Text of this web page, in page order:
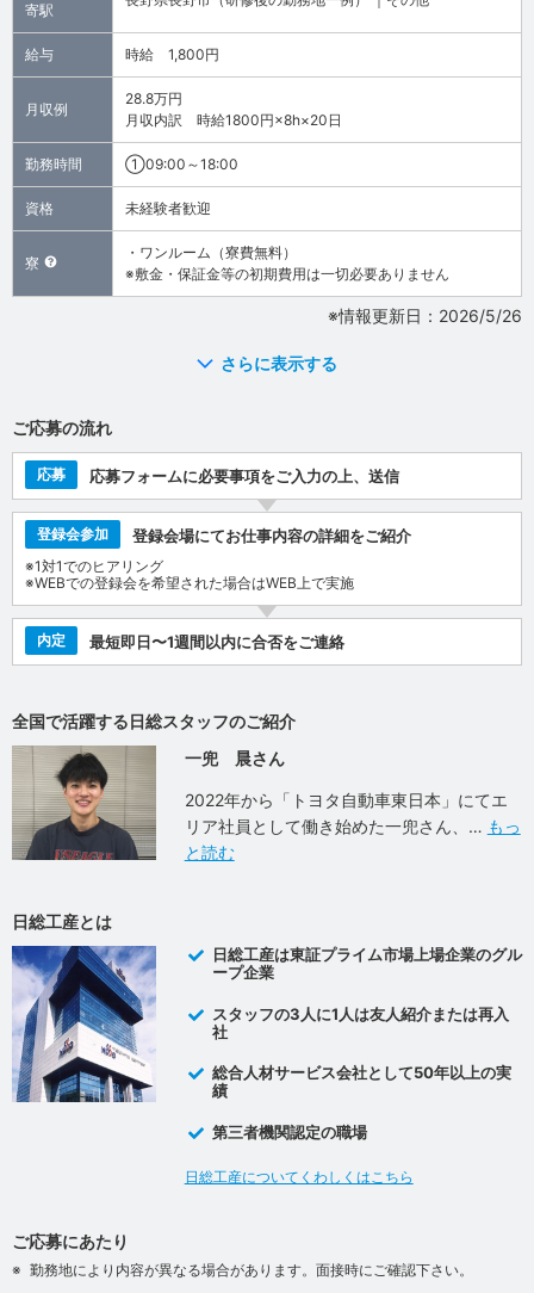
寄駅
給与 時給 1,800円
月収例
28.8万円
月収内訳 時給1800円×8h×20日
勤務時間 ①09:00～18:00
資格 未経験者歓迎
寮
・ワンルーム（寮費無料）
※敷金・保証金等の初期費用は一切必要ありません
※情報更新日：2026/5/26
さらに表示する
ご応募の流れ
応募 応募フォームに必要事項をご入力の上、送信
登録会参加 登録会場にてお仕事内容の詳細をご紹介
※1対1でのヒアリング
※WEBでの登録会を希望された場合はWEB上で実施
内定 最短即日〜1週間以内に合否をご連絡
全国で活躍する日総スタッフのご紹介
一兜 晨さん
2022年から「トヨタ自動車東日本」にてエ
リア社員として働き始めた一兜さん、
もっ
と読む
日総工産とは
日総工産は東証プライム市場上場企業のグル
ープ企業
スタッフの3人に1人は友人紹介または再入
社
総合人材サービス会社として50年以上の実
績
第三者機関認定の職場
日総工産についてくわしくはこちら
ご応募にあたり
勤務地により内容が異なる場合があります。面接時にご確認下さい。